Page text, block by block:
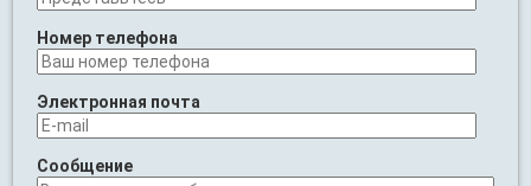
Номер телефона
Электронная почта
Сообщение